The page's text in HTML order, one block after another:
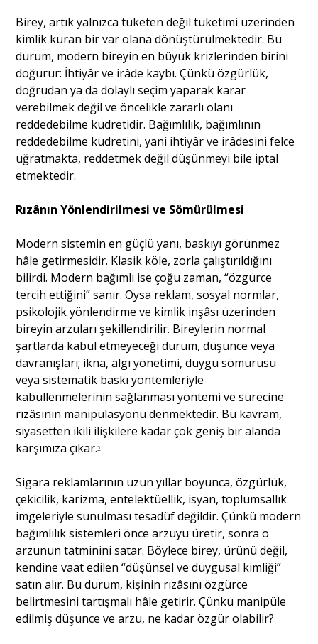
Birey, artık yalnızca tüketen değil tüketimi üzerinden
kimlik kuran bir var olana dönüştürülmektedir. Bu
durum, modern bireyin en büyük krizlerinden birini
doğurur: İhtiyâr ve irâde kaybı. Çünkü özgürlük,
doğrudan ya da dolaylı seçim yaparak karar
verebilmek değil ve öncelikle zararlı olanı
reddedebilme kudretidir. Bağımlılık, bağımlının
reddedebilme kudretini, yani ihtiyâr ve irâdesini felce
uğratmakta, reddetmek değil düşünmeyi bile iptal
etmektedir.
Rızânın Yönlendirilmesi ve Sömürülmesi
Modern sistemin en güçlü yanı, baskıyı görünmez
hâle getirmesidir. Klasik köle, zorla çalıştırıldığını
bilirdi. Modern bağımlı ise çoğu zaman, “özgürce
tercih ettiğini” sanır. Oysa reklam, sosyal normlar,
psikolojik yönlendirme ve kimlik inşâsı üzerinden
bireyin arzuları şekillendirilir. Bireylerin normal
şartlarda kabul etmeyeceği durum, düşünce veya
davranışları; ikna, algı yönetimi, duygu sömürüsü
veya sistematik baskı yöntemleriyle
kabullenmelerinin sağlanması yöntemi ve sürecine
rızâsının manipülasyonu denmektedir. Bu kavram,
siyasetten ikili ilişkilere kadar çok geniş bir alanda
karşımıza çıkar.5
Sigara reklamlarının uzun yıllar boyunca, özgürlük,
çekicilik, karizma, entelektüellik, isyan, toplumsallık
imgeleriyle sunulması tesadüf değildir. Çünkü modern
bağımlılık sistemleri önce arzuyu üretir, sonra o
arzunun tatminini satar. Böylece birey, ürünü değil,
kendine vaat edilen “düşünsel ve duygusal kimliği”
satın alır. Bu durum, kişinin rızâsını özgürce
belirtmesini tartışmalı hâle getirir. Çünkü manipüle
edilmiş düşünce ve arzu, ne kadar özgür olabilir?